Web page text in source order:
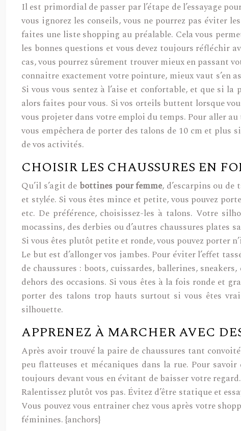
Il est primordial de passer par l’étape de l’essayage
vous ignorez les conseils, vous ne pourrez pas éviter
faites une liste shopping au préalable. Cela vous
les bonnes questions et vous devez toujours réfléchir
cas, vous pourrez sûrement trouver mieux en passant
connaitre exactement votre pointure, mieux vaut s’en
Si vous vous sentez à l’aise et confortable, et que si
alors faites pour vous. Si vos orteils buttent lorsque
vous projeter dans votre emploi du temps. Pour aller
vous empêchera de porter des talons de 10 cm et plus
de vos activités.
CHOISIR LES CHAUSSURES EN
Qu’il s’agit de bottines pour femme, d’escarpins ou
et stylée. Si vous êtes mince et petite, vous pouvez
etc. De préférence, choisissez-les à talons. Votre
mocassins, des derbies ou d’autres chaussures plates
Si vous êtes plutôt petite et ronde, vous pouvez porter
Le but est d’allonger vos jambes. Pour éviter l’effet
de chaussures : boots, cuissardes, ballerines,
dehors des occasions. Si vous êtes à la fois ronde et
porter des talons trop hauts surtout si vous êtes
silhouette.
APPRENEZ À MARCHER AVEC
Après avoir trouvé la paire de chaussures tant
peu flatteuses et mécaniques dans la rue. Pour
toujours devant vous en évitant de baisser votre
Ralentissez plutôt vos pas. Évitez d’être statique et
Vous pouvez vous entrainer chez vous après votre
féminines. {anchors}